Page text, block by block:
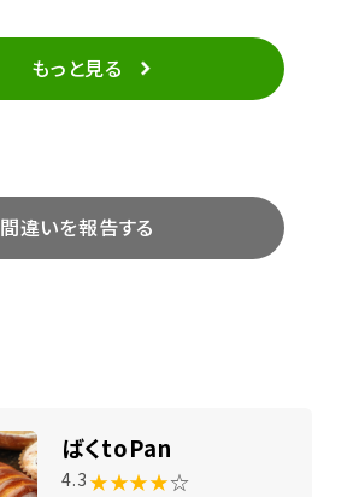
もっと見る
間違いを報告する
ばくtoPan
4.3 ★★★★☆